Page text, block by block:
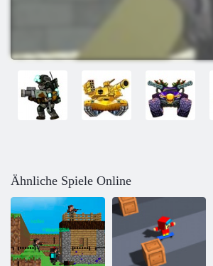
Ähnliche Spiele Online